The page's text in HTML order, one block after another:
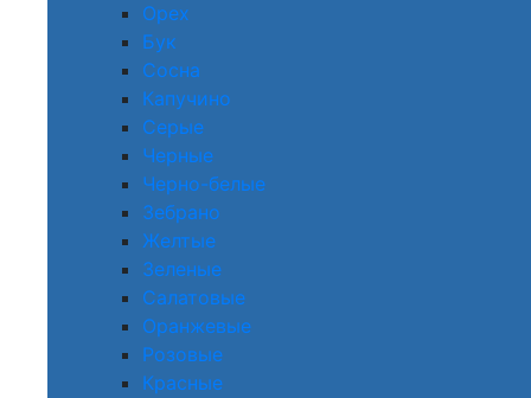
Орех
Бук
Сосна
Капучино
Серые
Черные
Черно-белые
Зебрано
Желтые
Зеленые
Салатовые
Оранжевые
Розовые
Красные